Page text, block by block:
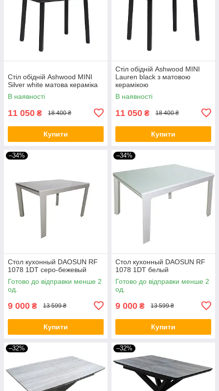
Стіл обідній Ashwood MINI
Silver white матова кераміка
В наявності
11 050 ₴ 18 400 ₴
Купити
Стіл обідній Ashwood MINI
Lauren black з матовою
керамікою
В наявності
11 050 ₴ 18 400 ₴
Купити
–34%
Стол кухонный DAOSUN RF
1078 1DT серо-бежевый
Готово до відправки менше 2
од.
9 000 ₴ 13 599 ₴
Купити
–34%
Стол кухонный DAOSUN RF
1078 1DT белый
Готово до відправки менше 2
од.
9 000 ₴ 13 599 ₴
Купити
–32% –32%